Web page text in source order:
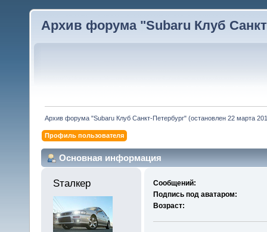
Архив форума "Subaru Клуб
Архив форума "Subaru Клуб Санкт-Петербург" (остановлен 22 марта
Профиль пользователя
Основная информация
Sталкер
Сообщений:
Подпись под аватаром:
Возраст: